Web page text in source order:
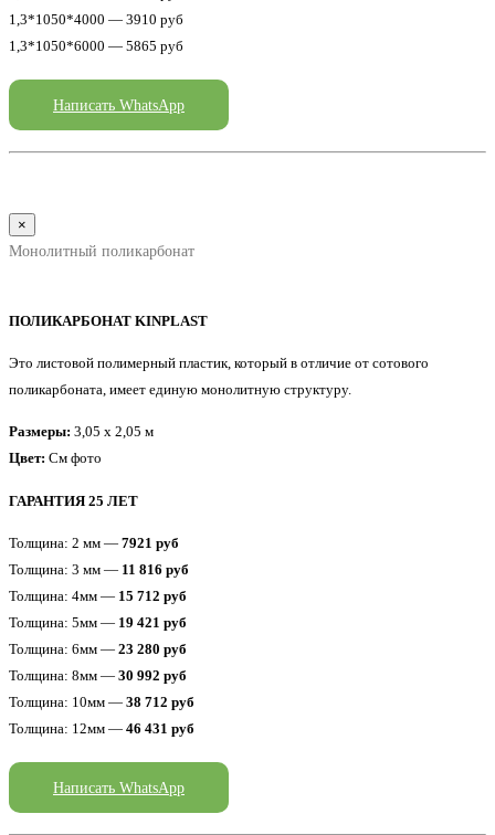
1,3*1050*4000 — 3910 руб
1,3*1050*6000 — 5865 руб
Написать WhatsApp
×
Монолитный поликарбонат
ПОЛИКАРБОНАТ KINPLAST
Это листовой полимерный пластик, который в отличие от сотового
поликарбоната, имеет единую монолитную структуру.
Размеры: 3,05 x 2,05 м
Цвет: См фото
ГАРАНТИЯ 25 ЛЕТ
Толщина: 2 мм — 7921 руб
Толщина: 3 мм — 11 816 руб
Толщина: 4мм — 15 712 руб
Толщина: 5мм — 19 421 руб
Толщина: 6мм — 23 280 руб
Толщина: 8мм — 30 992 руб
Толщина: 10мм — 38 712 руб
Толщина: 12мм — 46 431 руб
Написать WhatsApp